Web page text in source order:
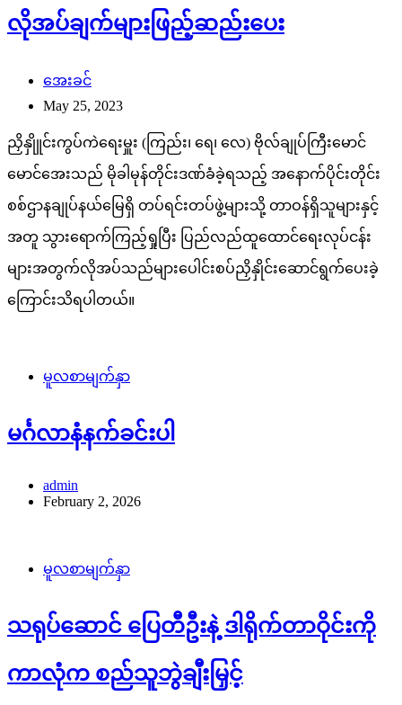
လိုအပ်ချက်များဖြည့်ဆည်းပေး
အေးခင်
May 25, 2023
ညှိနှိုူင်းကွပ်ကဲရေးမှူး (ကြည်း၊ ရေ၊ လေ) ဗိုလ်ချုပ်ကြီးမောင်
မောင်အေးသည် မိုခါမုန်တိုင်းဒဏ်ခံခဲ့ရသည့် အနောက်ပိုင်းတိုင်း
စစ်ဌာနချုပ်နယ်မြေရှိ တပ်ရင်းတပ်ဖွဲ့များသို့ တာဝန်ရှိသူများနှင့်
အတူ သွားရောက်ကြည့်ရှုပြီး ပြည်လည်ထူထောင်ရေးလုပ်ငန်း
များအတွက်လိုအပ်သည်များပေါင်းစပ်ညှိနှိုင်းဆောင်ရွက်ပေးခဲ့
ကြောင်းသိရပါတယ်။
မူလစာမျက်နှာ
မင်္ဂလာနံနက်ခင်းပါ
admin
February 2, 2026
မူလစာမျက်နှာ
သရုပ်ဆောင် ပြေတီဦးနဲ့ ဒါရိုက်တာဝိုင်းကို
ကာလုံက စည်သူဘွဲချီးမြှင့်